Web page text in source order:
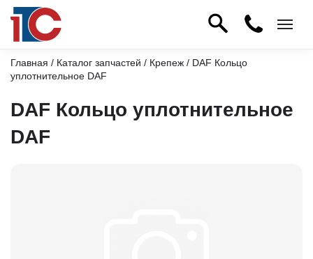
Главная / Каталог запчастей / Крепеж / DAF Кольцо
уплотнительное DAF
DAF Кольцо уплотнительное
DAF